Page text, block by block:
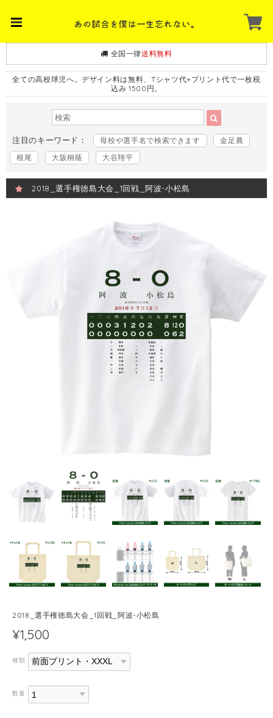
全国一律送料無料
全ての高校球児へ。デザイン料は無料、Tシャツ代+プリント代で一枚税
込み 1500円。
注目のキーワード： 母校や選手名で検索できます
金足農
根尾
大阪桐蔭 大谷翔平
2018_選手権徳島大会_1回戦_阿波-小松島
2018_選手権徳島大会_1回戦_阿波-小松島
¥1,500
種類
数量